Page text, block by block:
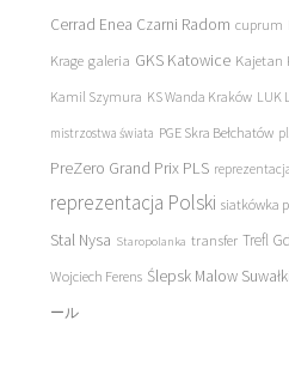
Cerrad Enea Czarni Radom cuprum
Krage galeria GKS Katowice Kajetan
Kamil Szymura KS Wanda Kraków LUK
mistrzostwa świata PGE Skra Bełchatów
PreZero Grand Prix PLS
reprezentacja Polski siatkówka
Stal Nysa Staropolanka transfer Trefl
Wojciech Ferens Ślepsk Malow Suwałki
ール